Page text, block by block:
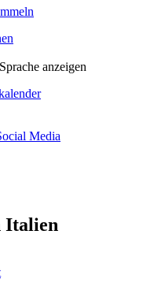
anzeigen
Media
Italien